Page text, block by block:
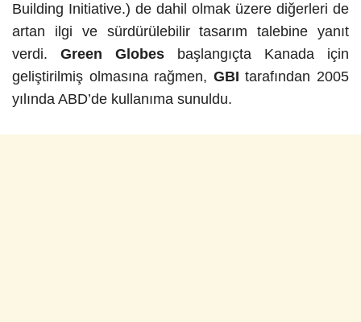
Building Initiative.) de dahil olmak üzere diğerleri de
artan ilgi ve sürdürülebilir tasarım talebine yanıt
verdi. Green Globes başlangıçta Kanada için
geliştirilmiş olmasına rağmen, GBItarafından 2005
yılında ABD’de kullanıma sunuldu.